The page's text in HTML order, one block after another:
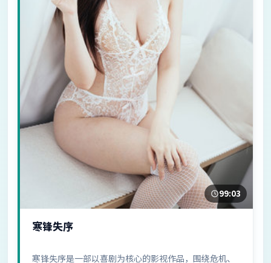
99:03
寒锋失序
寒锋失序是一部以喜剧为核心的影视作品，围绕危机、